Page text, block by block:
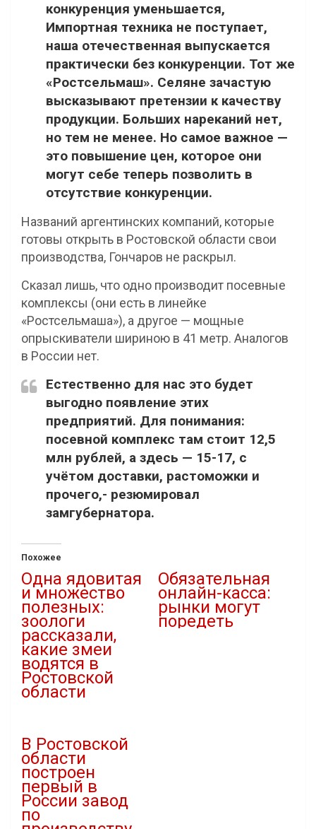
конкуренция уменьшается,
Импортная техника не поступает,
наша отечественная выпускается
практически без конкуренции. Тот же
«Ростсельмаш». Селяне зачастую
высказывают претензии к качеству
продукции. Больших нареканий нет,
но тем не менее. Но самое важное —
это повышение цен, которое они
могут себе теперь позволить в
отсутствие конкуренции.
Названий аргентинских компаний, которые
готовы открыть в Ростовской области свои
производства, Гончаров не раскрыл.
Сказал лишь, что одно производит посевные
комплексы (они есть в линейке
«Ростсельмаша»), а другое — мощные
опрыскиватели шириною в 41 метр. Аналогов
в России нет.
Естественно для нас это будет
выгодно появление этих
предприятий. Для понимания:
посевной комплекс там стоит 12,5
млн рублей, а здесь — 15-17, с
учётом доставки, растоможки и
прочего,- резюмировал
замгубернатора.
Похожее
Одна ядовитая
и множество
полезных:
зоологи
рассказали,
какие змеи
водятся в
Ростовской
области
Обязательная
онлайн-касса:
рынки могут
поредеть
В Ростовской
области
построен
первый в
России завод
по